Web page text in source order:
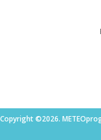
Copyright ©2026.